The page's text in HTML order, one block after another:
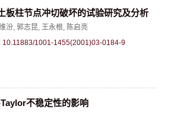
板柱节点冲切破坏的试验研究及分析
汾, 郭志昆, 王永根, 陈启亮
10.11883/1001-1455(2001)03-0184-9
不稳定性的影响